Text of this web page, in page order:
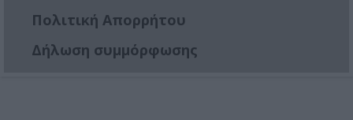
Πολιτική Απορρήτου
Δήλωση συμμόρφωσης